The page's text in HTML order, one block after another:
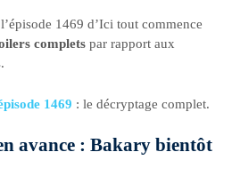
1469 d’Ici tout commence
complets par rapport aux
1469 : le décryptage complet.
avance : Bakary bientôt